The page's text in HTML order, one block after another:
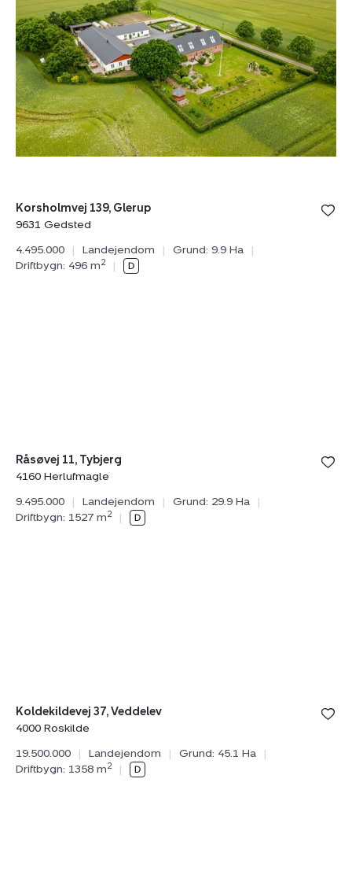
Korsholmvej
139,
Glerup,
9631
Gedsted
Bolig er
under
Korsholmvej 139, Glerup
9631 Gedsted
4.495.000
| Landejendom | Grund: 9.9 Ha
|
Driftbygn: 496 m2 |
Bolig er
under
Råsøvej 11, Tybjerg
4160 Herlufmagle
9.495.000
| Landejendom | Grund: 29.9 Ha
|
Driftbygn: 1527 m2 |
Bolig er
under
Koldekildevej 37, Veddelev
4000 Roskilde
19.500.000
| Landejendom | Grund: 45.1 Ha
|
Driftbygn: 1358 m2 |